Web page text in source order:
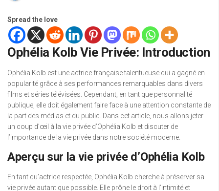
Spread the love
Ophélia Kolb Vie Privée: Introduction
Ophélia Kolb est une actrice française talentueuse qui a gagné en
popularité grâce à ses performances remarquables dans divers
films et séries télévisées. Cependant, en tant que personnalité
publique, elle doit également faire face à une attention constante de
la part des médias et du public. Dans cet article, nous allons jeter
un coup d’œil à la vie privée d’Ophélia Kolb et discuter de
l’importance de la vie privée dans notre société moderne.
Aperçu sur la vie privée d’Ophélia Kolb
En tant qu’actrice respectée, Ophélia Kolb cherche à préserver sa
vie privée autant que possible. Elle prône le droit à l’intimité et